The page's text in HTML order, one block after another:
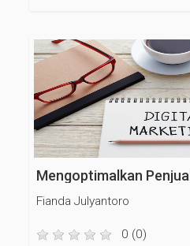
Fianda Julyantoro
0 (0)